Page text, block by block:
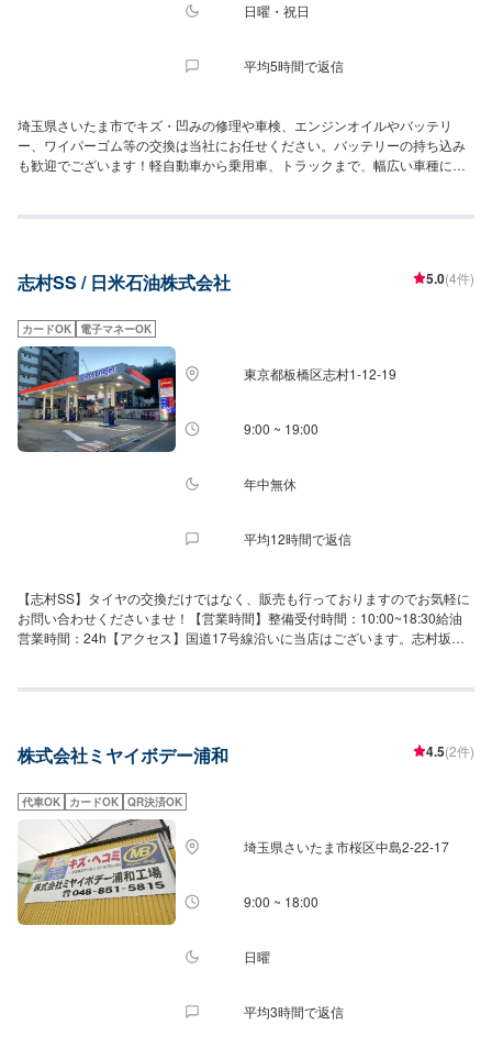
日曜・祝日
平均5時間で返信
埼玉県さいたま市でキズ・凹みの修理や車検、エンジンオイルやバッテリ
ー、ワイパーゴム等の交換は当社にお任せください。バッテリーの持ち込み
も歓迎でございます！軽自動車から乗用車、トラックまで、幅広い車種に対
大丈夫です。代車はトヨタアクア、ダイハツミライースなどをご用意してお
志村SS / 日米石油株式会社 5.0(4件)
カードOK 電子マネーOK
東京都板橋区志村1-12-19
9:00 ~ 19:00
年中無休
平均12時間で返信
【志村SS】タイヤの交換だけではなく、販売も行っておりますのでお気軽に
お問い合わせくださいませ！【営業時間】整備受付時間：10:00~18:30給油
営業時間：24h【アクセス】国道17号線沿いに当店はございます。志村坂上
くださいませ。
株式会社ミヤイボデー浦和 4.5(2件)
代車OK カードOK QR決済OK
埼玉県さいたま市桜区中島2-22-17
9:00 ~ 18:00
日曜
平均3時間で返信